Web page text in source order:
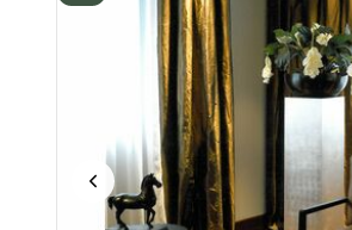
Vorherige